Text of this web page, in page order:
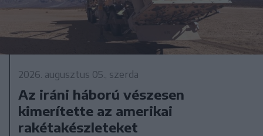
2026. augusztus 05., szerda
Az iráni háború vészesen
kimerítette az amerikai
rakétakészleteket